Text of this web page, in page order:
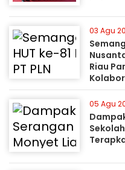
03 Agu
Riau
FABA
05 Agu